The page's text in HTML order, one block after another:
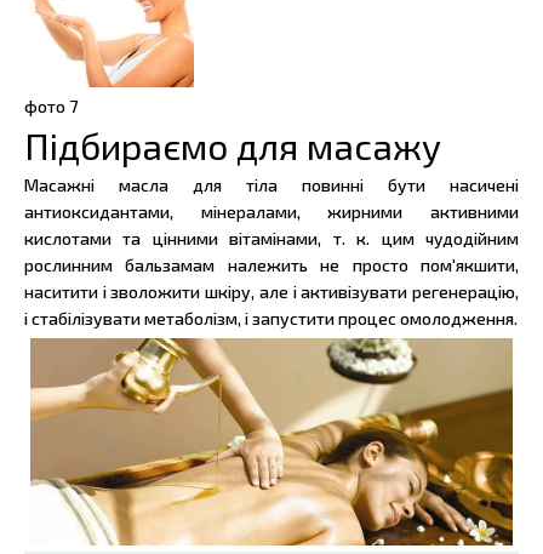
фото 7
Підбираємо для масажу
Масажні масла для тіла повинні бути насичені
антиоксидантами, мінералами, жирними активними
кислотами та цінними вітамінами, т. к. цим чудодійним
рослинним бальзамам належить не просто пом'якшити,
наситити і зволожити шкіру, але і активізувати регенерацію,
і стабілізувати метаболізм, і запустити процес омолодження.